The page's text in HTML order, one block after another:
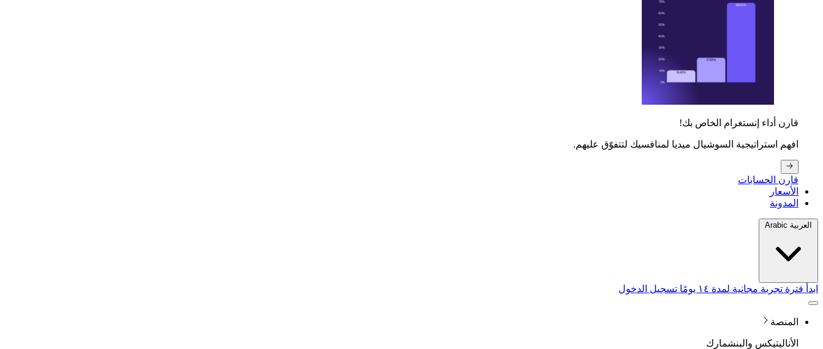
قارن أداء إنستغرام الخاص بك!
افهم استراتيجية السوشيال ميديا لمنافسيك لتتفوّق عليهم.
قارن الحسابات
الأسعار
المدونة
العربية Arabic
ابدأ فترة تجربة مجانية لمدة ١٤ يومًا تسجيل الدخول
المنصة
الأناليتيكس والبنشمارك